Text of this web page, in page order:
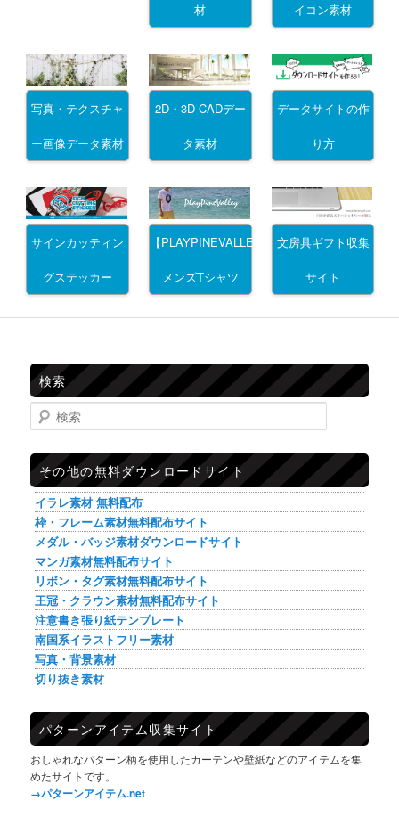
材 イコン素材
写真・テクスチャ
ー画像データ素材
2D・3D CADデー
タ素材
データサイトの作
り方
サインカッティン
グステッカー
【PLAYPINEVALLEY】
メンズTシャツ
文房具ギフト収集
サイト
検索
検索
その他の無料ダウンロードサイト
イラレ素材 無料配布
枠・フレーム素材無料配布サイト
メダル・バッジ素材ダウンロードサイト
マンガ素材無料配布サイト
リボン・タグ素材無料配布サイト
王冠・クラウン素材無料配布サイト
注意書き張り紙テンプレート
南国系イラストフリー素材
写真・背景素材
切り抜き素材
パターンアイテム収集サイト
おしゃれなパターン柄を使用したカーテンや壁紙などのアイテムを集
めたサイトです。
→パターンアイテム.net